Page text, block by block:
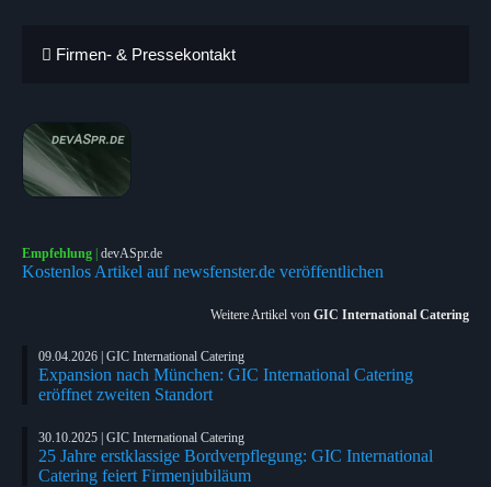
Firmen- & Pressekontakt
Empfehlung devASpr.de
Kostenlos Artikel auf newsfenster.de veröffentlichen
Weitere Artikel von GIC International Catering
09.04.2026 | GIC International Catering
Expansion nach München: GIC International Catering
eröffnet zweiten Standort
30.10.2025 | GIC International Catering
25 Jahre erstklassige Bordverpflegung: GIC International
Catering feiert Firmenjubiläum